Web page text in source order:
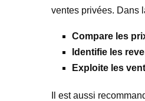
ventes privées. Dans
Compare les
Identifie les
Exploite les
Il est aussi